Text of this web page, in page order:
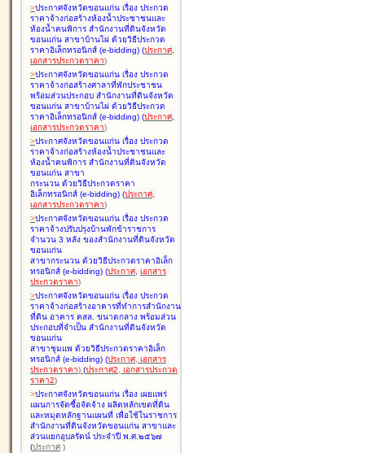
>ประกาศจังหวัดขอนแก่น เรื่อง ประกวด
ราคาจ้างก่อสร้างห้องน้ำประชาชนและ
ห้องน้ำคนพิการ สำนักงานที่ดินจังหวัด
ขอนแก่น สาขาบ้านไผ่ ด้วยวิธีประกวด
ราคาอิเล็กทรอนิกส์ (e-bidding) (ประกาศ,
เอกสารประกวดราคา)
>ประกาศจังหวัดขอนแก่น เรื่อง ประกวด
ราคาจ้างก่อสร้างศาลาที่พักประชาชน
พร้อมส่วนประกอบ สำนักงานที่ดินจังหวัด
ขอนแก่น สาขาบ้านไผ่ ด้วยวิธีประกวด
ราคาอิเล็กทรอนิกส์ (e-bidding) (ประกาศ,
เอกสารประกวดราคา)
>ประกาศจังหวัดขอนแก่น เรื่อง ประกวด
ราคาจ้างก่อสร้างห้องน้ำประชาชนและ
ห้องน้ำคนพิการ สำนักงานที่ดินจังหวัด
ขอนแก่น สาขา
กระนวน ด้วยวิธีประกวดราคา
อิเล็กทรอนิกส์ (e-bidding) (ประกาศ,
เอกสารประกวดราคา)
>ประกาศจังหวัดขอนแก่น เรื่อง ประกวด
ราคาจ้างปรับปรุงบ้านพักข้าราชการ
จำนวน 3 หลัง ของสำนักงานที่ดินจังหวัด
ขอนแก่น
สาขากระนวน ด้วยวิธีประกวดราคาอิเล็ก
ทรอนิกส์ (e-bidding) (ประกาศ, เอกสาร
ประกวดราคา)
>ประกาศจังหวัดขอนแก่น เรื่อง ประกวด
ราคาจ้างก่อสร้างอาคารที่ทำการสำนักงาน
ที่ดิน อาคาร คสล. ขนาดกลาง พร้อมส่วน
ประกอบที่จำเป็น สำนักงานที่ดินจังหวัด
ขอนแก่น
สาขาชุมแพ ด้วยวิธีประกวดราคาอิเล็ก
ทรอนิกส์ (e-bidding) (ประกาศ, เอกสาร
ประกวดราคา) (ประกาศ2, เอกสารประกวด
ราคา2)
>ประกาศจังหวัดขอนแก่น เรื่อง เผยแพร่
แผนการจัดซื้อจัดจ้าง ผลิตหลักเขตที่ดิน
และหมุดหลักฐานแผนที่ เพื่อใช้ในราชการ
สำนักงานที่ดินจังหวัดขอนแก่น สาขาและ
ส่วนแยกอุบลรัตน์ ประจำปี พ.ศ.๒๕๖๗
(ประกาศ )